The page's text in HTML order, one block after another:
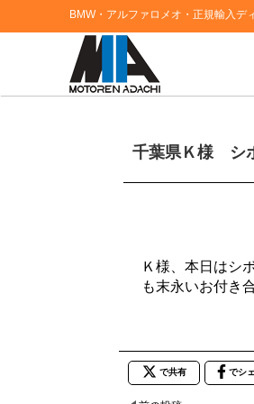
BMW・アルファロメオ・正規輸入
HOME>ブログ一覧> 千葉県Ｋ様 シボレー
千葉県Ｋ様 シ
Ｋ様、本日はシ
も末永いお付き
で共有 でシ